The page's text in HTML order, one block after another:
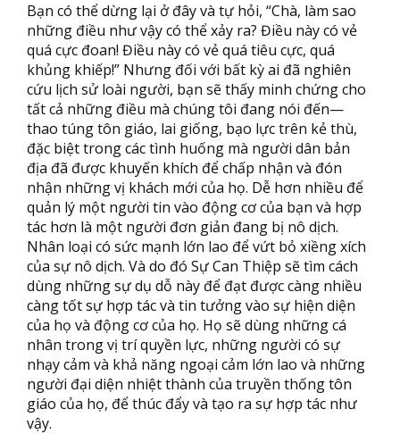
Bạn có thể dừng lại ở đây và tự hỏi, “Chà, làm sao
những điều như vậy có thể xảy ra? Điều này có vẻ
quá cực đoan! Điều này có vẻ quá tiêu cực, quá
khủng khiếp!” Nhưng đối với bất kỳ ai đã nghiên
cứu lịch sử loài người, bạn sẽ thấy minh chứng cho
tất cả những điều mà chúng tôi đang nói đến—
thao túng tôn giáo, lai giống, bạo lực trên kẻ thù,
đặc biệt trong các tình huống mà người dân bản
địa đã được khuyến khích để chấp nhận và đón
nhận những vị khách mới của họ. Dễ hơn nhiều để
quản lý một người tin vào động cơ của bạn và hợp
tác hơn là một người đơn giản đang bị nô dịch.
Nhân loại có sức mạnh lớn lao để vứt bỏ xiềng xích
của sự nô dịch. Và do đó Sự Can Thiệp sẽ tìm cách
dùng những sự dụ dỗ này để đạt được càng nhiều
càng tốt sự hợp tác và tin tưởng vào sự hiện diện
của họ và động cơ của họ. Họ sẽ dùng những cá
nhân trong vị trí quyền lực, những người có sự
nhạy cảm và khả năng ngoại cảm lớn lao và những
người đại diện nhiệt thành của truyền thống tôn
giáo của họ, để thúc đẩy và tạo ra sự hợp tác như
vậy.